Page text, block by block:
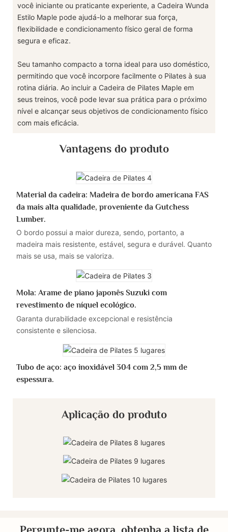
você iniciante ou praticante experiente, a Cadeira Wunda
Estilo Maple pode ajudá-lo a melhorar sua força,
flexibilidade e condicionamento físico geral de forma
segura e eficaz.
Seu tamanho compacto a torna ideal para uso doméstico,
permitindo que você incorpore facilmente o Pilates à sua
rotina diária. Ao incluir a Cadeira de Pilates Maple em
seus treinos, você pode levar sua prática para o próximo
nível e alcançar seus objetivos de condicionamento físico
com mais eficácia.
Vantagens do produto
Material da cadeira: Madeira de bordo americana FAS
da mais alta qualidade, proveniente da Gutchess
Lumber.
O bordo possui a maior dureza, sendo, portanto, a
madeira mais resistente, estável, segura e durável. Quanto
mais se usa, mais se valoriza.
Mola: Arame de piano japonês Suzuki com
revestimento de níquel ecológico.
Garanta durabilidade excepcional e resistência
consistente e silenciosa.
Tubo de aço: aço inoxidável 304 com 2,5 mm de
espessura.
Aplicação do produto